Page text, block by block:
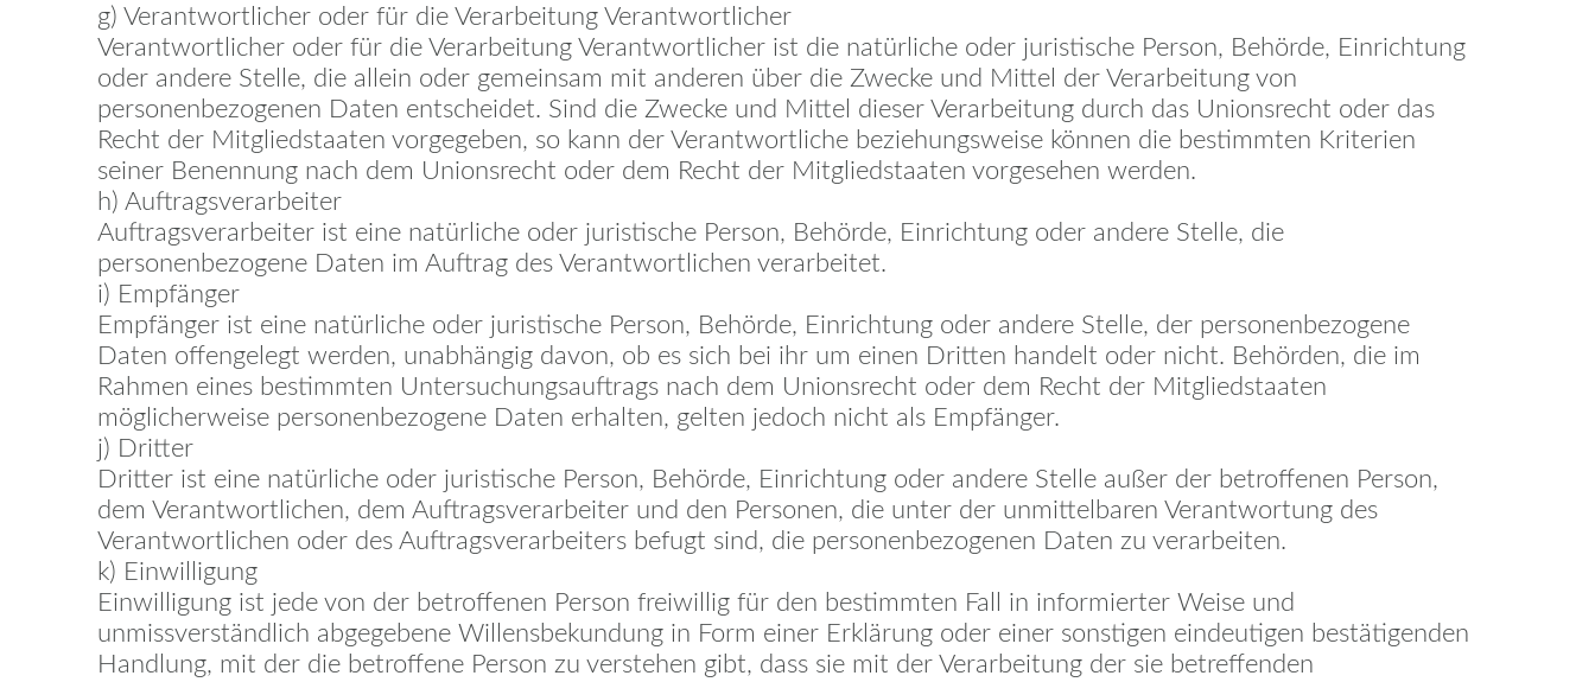
g) Verantwortlicher oder für die Verarbeitung Verantwortlicher
Verantwortlicher oder für die Verarbeitung Verantwortlicher ist die natürliche oder juristische Person, Behörde, Einrichtung
oder andere Stelle, die allein oder gemeinsam mit anderen über die Zwecke und Mittel der Verarbeitung von
personenbezogenen Daten entscheidet. Sind die Zwecke und Mittel dieser Verarbeitung durch das Unionsrecht oder das
Recht der Mitgliedstaaten vorgegeben, so kann der Verantwortliche beziehungsweise können die bestimmten Kriterien
seiner Benennung nach dem Unionsrecht oder dem Recht der Mitgliedstaaten vorgesehen werden.
h) Auftragsverarbeiter
Auftragsverarbeiter ist eine natürliche oder juristische Person, Behörde, Einrichtung oder andere Stelle, die
personenbezogene Daten im Auftrag des Verantwortlichen verarbeitet.
i) Empfänger
Empfänger ist eine natürliche oder juristische Person, Behörde, Einrichtung oder andere Stelle, der personenbezogene
Daten offengelegt werden, unabhängig davon, ob es sich bei ihr um einen Dritten handelt oder nicht. Behörden, die im
Rahmen eines bestimmten Untersuchungsauftrags nach dem Unionsrecht oder dem Recht der Mitgliedstaaten
möglicherweise personenbezogene Daten erhalten, gelten jedoch nicht als Empfänger.
j) Dritter
Dritter ist eine natürliche oder juristische Person, Behörde, Einrichtung oder andere Stelle außer der betroffenen Person,
dem Verantwortlichen, dem Auftragsverarbeiter und den Personen, die unter der unmittelbaren Verantwortung des
Verantwortlichen oder des Auftragsverarbeiters befugt sind, die personenbezogenen Daten zu verarbeiten.
k) Einwilligung
Einwilligung ist jede von der betroffenen Person freiwillig für den bestimmten Fall in informierter Weise und
unmissverständlich abgegebene Willensbekundung in Form einer Erklärung oder einer sonstigen eindeutigen bestätigenden
Handlung, mit der die betroffene Person zu verstehen gibt, dass sie mit der Verarbeitung der sie betreffenden